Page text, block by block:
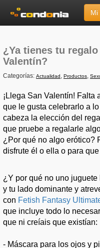
Mi
¿Ya tienes tu
¿Ya tienes tu
Valentín?
Categorías: Actualidad, Productos,
¡Llega San Valentín! Falta
que le gusta celebrarlo a
cabeza la elección del
que pruebe a regalarle
¿Por qué no algo erótico?
disfrute él o ella o para
¿Y por qué no uno
y tu lado dominante y
con Fetish Fantasy
que incluye todo lo
que ni creíais que existían:
- Máscara para los ojos y